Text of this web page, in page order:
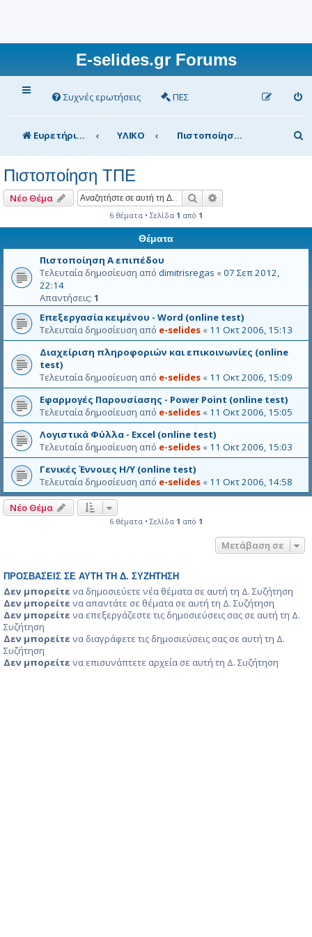
E-selides.gr Forums
Συχνές ερωτήσεις ΠΕΣ
Ευρετήριο Δ. Συζήτησης ΥΛΙΚΟ Πιστοποίηση ΤΠΕ
ν
Πιστοποίηση ΤΠΕ
Νέο Θέμα Αναζήτηση
6 θέματα • Σελίδα 1 από 1
Θέματα
Πιστοποίηση Α επιπέδου
Τελευταία δημοσίευση από dimitrisregas «07 Σεπ 2012,
22:14
Απαντήσεις: 1
Επεξεργασία κειμένου - Word (online test)
Τελευταία δημοσίευση από e-selides « 11 Οκτ 2006, 15:13
Διαχείριση πληροφοριών και επικοινωνίες (online
test)
Τελευταία δημοσίευση από e-selides « 11 Οκτ 2006, 15:09
Εφαρμογές Παρουσίασης - Power Point (online test)
Τελευταία δημοσίευση από e-selides « 11 Οκτ 2006, 15:05
Λογιστικά Φύλλα - Excel (online test)
Τελευταία δημοσίευση από e-selides « 11 Οκτ 2006, 15:03
Γενικές Έννοιες Η/Υ (online test)
Τελευταία δημοσίευση από e-selides « 11 Οκτ 2006, 14:58
Νέο Θέμα
6 θέματα • Σελίδα 1 από 1
Μετάβαση σε
ΠΡΟΣΒΆΣΕΙΣ ΣΕ ΑΥΤΉ ΤΗ Δ. ΣΥΖΉΤΗΣΗ
Δεν μπορείτε να δημοσιεύετε νέα θέματα σε αυτή τη Δ. Συζήτηση
Δεν μπορείτε να απαντάτε σε θέματα σε αυτή τη Δ. Συζήτηση
Δεν μπορείτε να επεξεργάζεστε τις δημοσιεύσεις σας σε αυτή τη Δ.
Συζήτηση
Δεν μπορείτε να διαγράφετε τις δημοσιεύσεις σας σε αυτή τη Δ.
Συζήτηση
Δεν μπορείτε να επισυνάπτετε αρχεία σε αυτή τη Δ. Συζήτηση